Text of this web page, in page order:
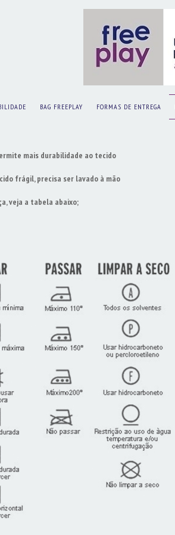
BAG FREEPLAY FORMAS DE ENTREGA
mais durabilidade ao tecido
frágil, precisa ser lavado à mão
veja a tabela abaixo;